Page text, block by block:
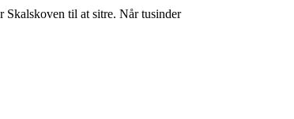
Skalskoven til at sitre. Når tusinder